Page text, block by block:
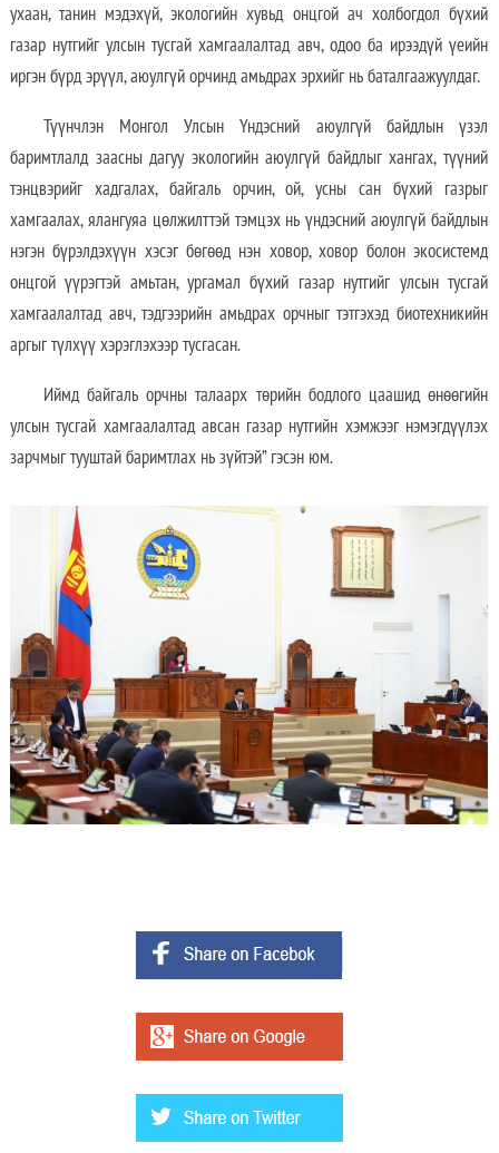
ухаан, танин мэдэхүй, экологийн хувьд онцгой ач холбогдол бүхий
газар нутгийг улсын тусгай хамгаалалтад авч, одоо ба ирээдүй үеийн
иргэн бүрд эрүүл, аюулгүй орчинд амьдрах эрхийг нь баталгаажуулдаг.
Түүнчлэн Монгол Улсын Үндэсний аюулгүй байдлын үзэл
баримтлалд заасны дагуу экологийн аюулгүй байдлыг хангах, түүний
тэнцвэрийг хадгалах, байгаль орчин, ой, усны сан бүхий газрыг
хамгаалах, ялангуяа цөлжилттэй тэмцэх нь үндэсний аюулгүй байдлын
нэгэн бүрэлдэхүүн хэсэг бөгөөд нэн ховор, ховор болон экосистемд
онцгой үүрэгтэй амьтан, ургамал бүхий газар нутгийг улсын тусгай
хамгаалалтад авч, тэдгээрийн амьдрах орчныг тэтгэхэд биотехникийн
аргыг түлхүү хэрэглэхээр тусгасан.
Иймд байгаль орчны талаарх төрийн бодлого цаашид өнөөгийн
улсын тусгай хамгаалалтад авсан газар нутгийн хэмжээг нэмэгдүүлэх
зарчмыг тууштай баримтлах нь зүйтэй” гэсэн юм.